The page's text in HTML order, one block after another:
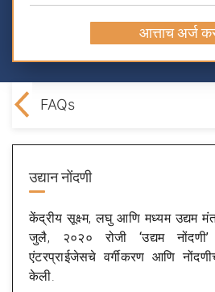
आत्ताच अर्ज
FAQs
उद्यान नोंदणी
केंद्रीय सूक्ष्म, लघु आणि मध्यम उद्यम
जुलै, २०२० रोजी‘उद्यम
एंटरप्राईजेसचे वर्गीकरण आणि
केली.